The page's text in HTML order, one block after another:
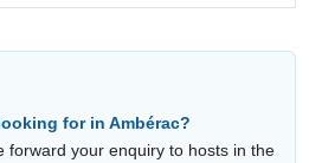
for in Ambérac?
forward your enquiry to hosts in the